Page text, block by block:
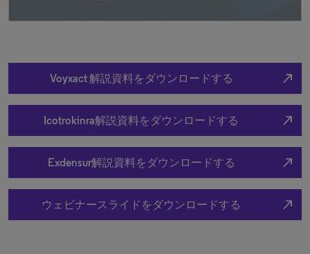
Voyxact 解説資料をダウンロードする north_east
Icotrokinra解説資料をダウンロードする north_east
Exdensur解説資料をダウンロードする north_east
ウェビナースライドをダウンロードする north_east